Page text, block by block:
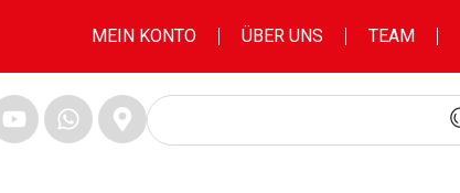
MEIN KONTO ÜBER UNS TEAM